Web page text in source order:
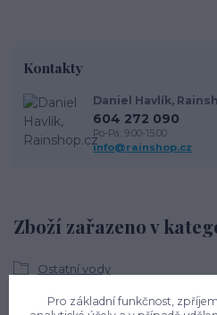
Zboží zařazeno v
Ostatní vody
Vodoměrné šachty
Kontakty
Daniel Havlík,
604 272 090
Po-Pá: 9.00-15.00
info@rainshop.cz
Pro základní funkčnost,